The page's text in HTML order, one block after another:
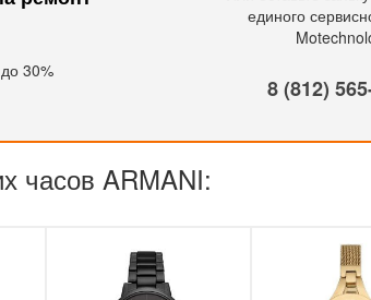
30%
единого
8 (812)
часов ARMANI: